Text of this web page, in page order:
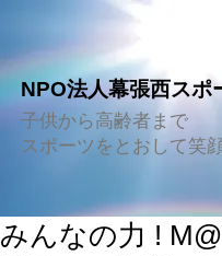
NPO法人幕張西スポ
子供から高齢者まで
スポーツをとおして笑
みんなの力 !